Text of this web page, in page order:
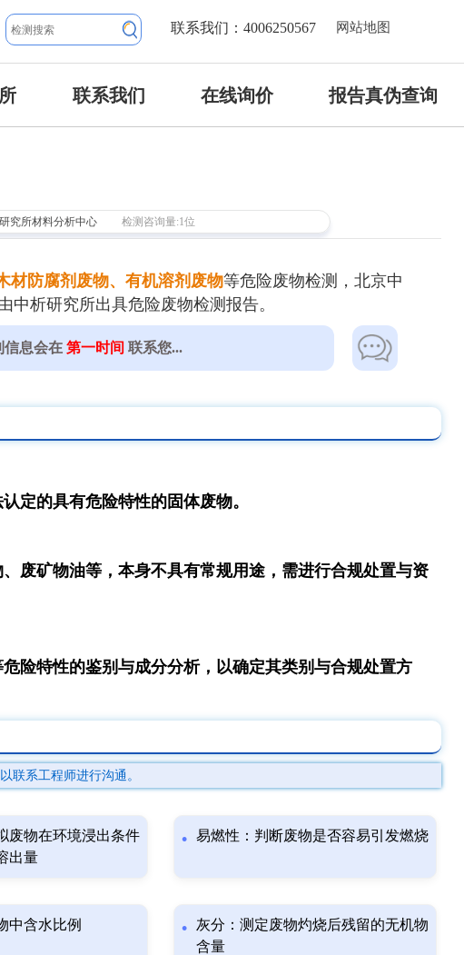
网站地图
联系我们：4006250567
联系我们 在线询价 报告真伪查询
究所材料分析中心 检测咨询量:1位
材防腐剂废物、有机溶剂废物等危险废物检测，北京中
析研究所出具危险废物检测报告。
信息会在第一时间 联系您...
定的具有危险特性的固体废物。
废矿物油等，本身不具有常规用途，需进行合规处置与资
险特性的鉴别与成分分析，以确定其类别与合规处置方
联系工程师进行沟通。
废物在环境浸出条件
出量
易燃性：判断废物是否容易引发燃烧
中含水比例
灰分：测定废物灼烧后残留的无机物
含量